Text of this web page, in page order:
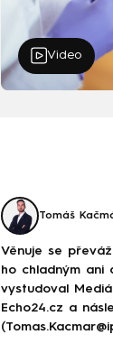
Video
Tomáš
Věnuje se
ho chladným ani
vystudoval
Echo24.cz a